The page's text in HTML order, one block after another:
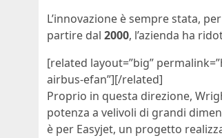
L’innovazione è sempre stata,
partire dal 2000, l’azienda ha
[related layout=”big”
airbus-efan”][/related]
Proprio in questa direzione,
potenza a velivoli di grandi
è per Easyjet, un progetto